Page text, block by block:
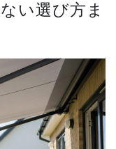
い選び方ま